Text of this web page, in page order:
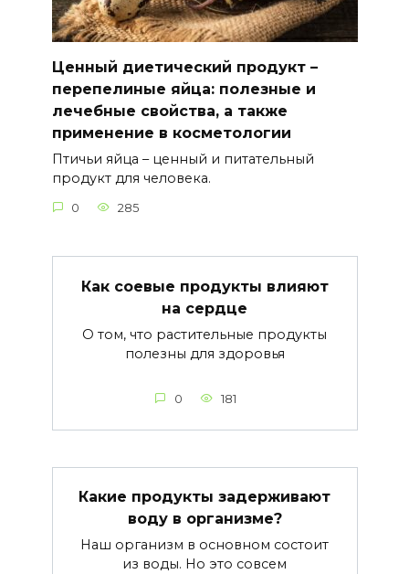
Ценный диетический продукт –
перепелиные яйца: полезные и
лечебные свойства, а также
применение в косметологии
Птичьи яйца – ценный и питательный
продукт для человека.
0 285
Как соевые продукты влияют
на сердце
О том, что растительные продукты
полезны для здоровья
0 181
Какие продукты задерживают
воду в организме?
Наш организм в основном состоит
из воды. Но это совсем